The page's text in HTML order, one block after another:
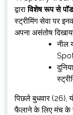
द्वाराविशेष रूप से
स्ट्रीमिंग सेवा पर
अपना असंतोष
नील
पिछले बुधवार (26),
फैलाने के लिए मंच के